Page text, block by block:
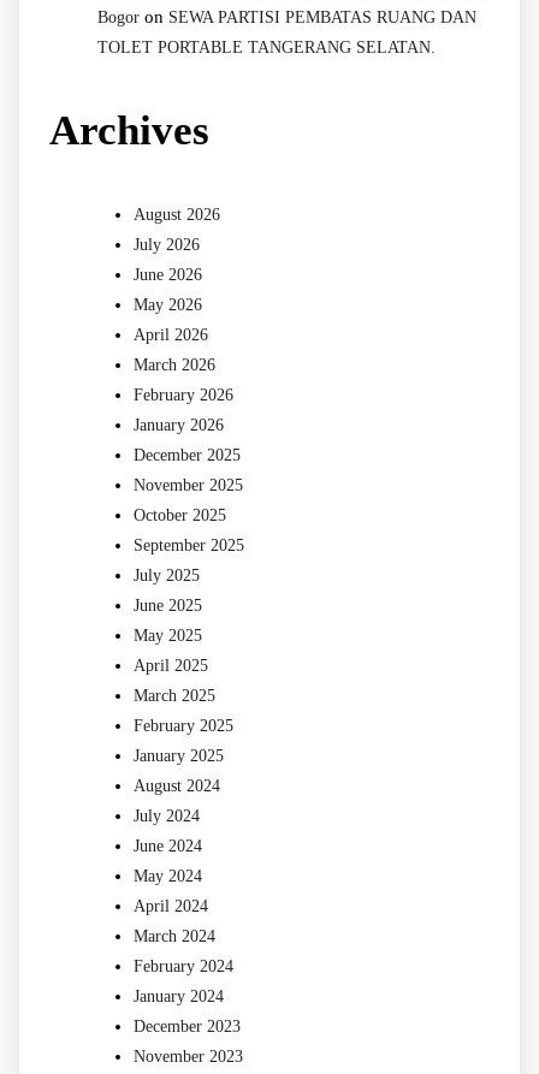
Bogor on SEWA PARTISI PEMBATAS RUANG DAN
TOLET PORTABLE TANGERANG SELATAN.
Archives
August 2026
July 2026
June 2026
May 2026
April 2026
March 2026
February 2026
January 2026
December 2025
November 2025
October 2025
September 2025
July 2025
June 2025
May 2025
April 2025
March 2025
February 2025
January 2025
August 2024
July 2024
June 2024
May 2024
April 2024
March 2024
February 2024
January 2024
December 2023
November 2023